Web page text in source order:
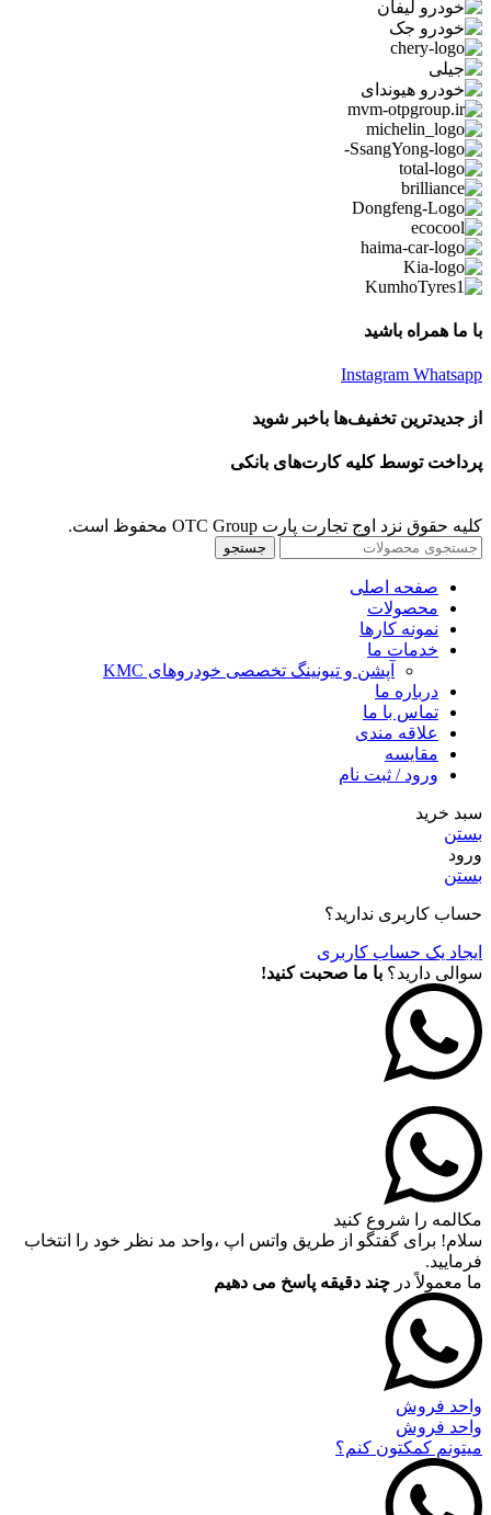
با ما همراه باشید
Instagram Whatsapp
از جدیدترین تخفیف‌ها باخبر شوید
پرداخت توسط کلیه کارت‌های بانکی
کلیه حقوق نزد اوج تجارت پارت OTC Group محفوظ است.
جستجو
صفحه اصلی
محصولات
نمونه کارها
خدمات ما
آپشن و تیونینگ تخصصی خودروهای KMC
درباره ما
تماس با ما
علاقه مندی
مقايسه
ورود / ثبت نام
سبد خرید
بستن
ورود
بستن
حساب کاربری ندارید؟
ایجاد یک حساب کاربری
سوالی دارید؟ با ما صحبت کنید!
مکالمه را شروع کنید
سلام! برای گفتگو از طریق واتس اپ ،واحد مد نظر خود را انتخاب
فرمایید.
ما معمولاً در چند دقیقه پاسخ می دهیم
واحد فروش
واحد فروش
میتونم کمکتون کنم؟